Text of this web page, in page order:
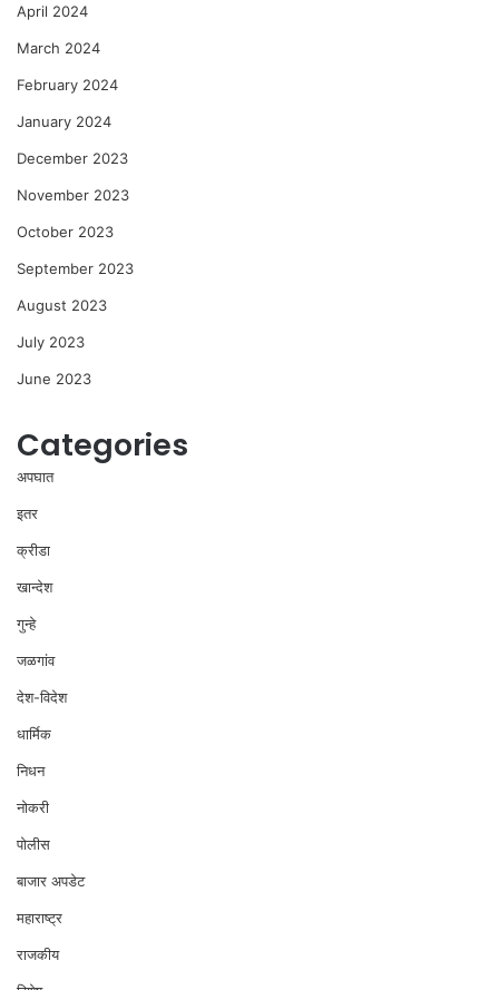
April 2024
March 2024
February 2024
January 2024
December 2023
November 2023
October 2023
September 2023
August 2023
July 2023
June 2023
Categories
अपघात
इतर
क्रीडा
खान्देश
गुन्हे
जळगांव
देश-विदेश
धार्मिक
निधन
नोकरी
पोलीस
बाजार अपडेट
महाराष्ट्र
राजकीय